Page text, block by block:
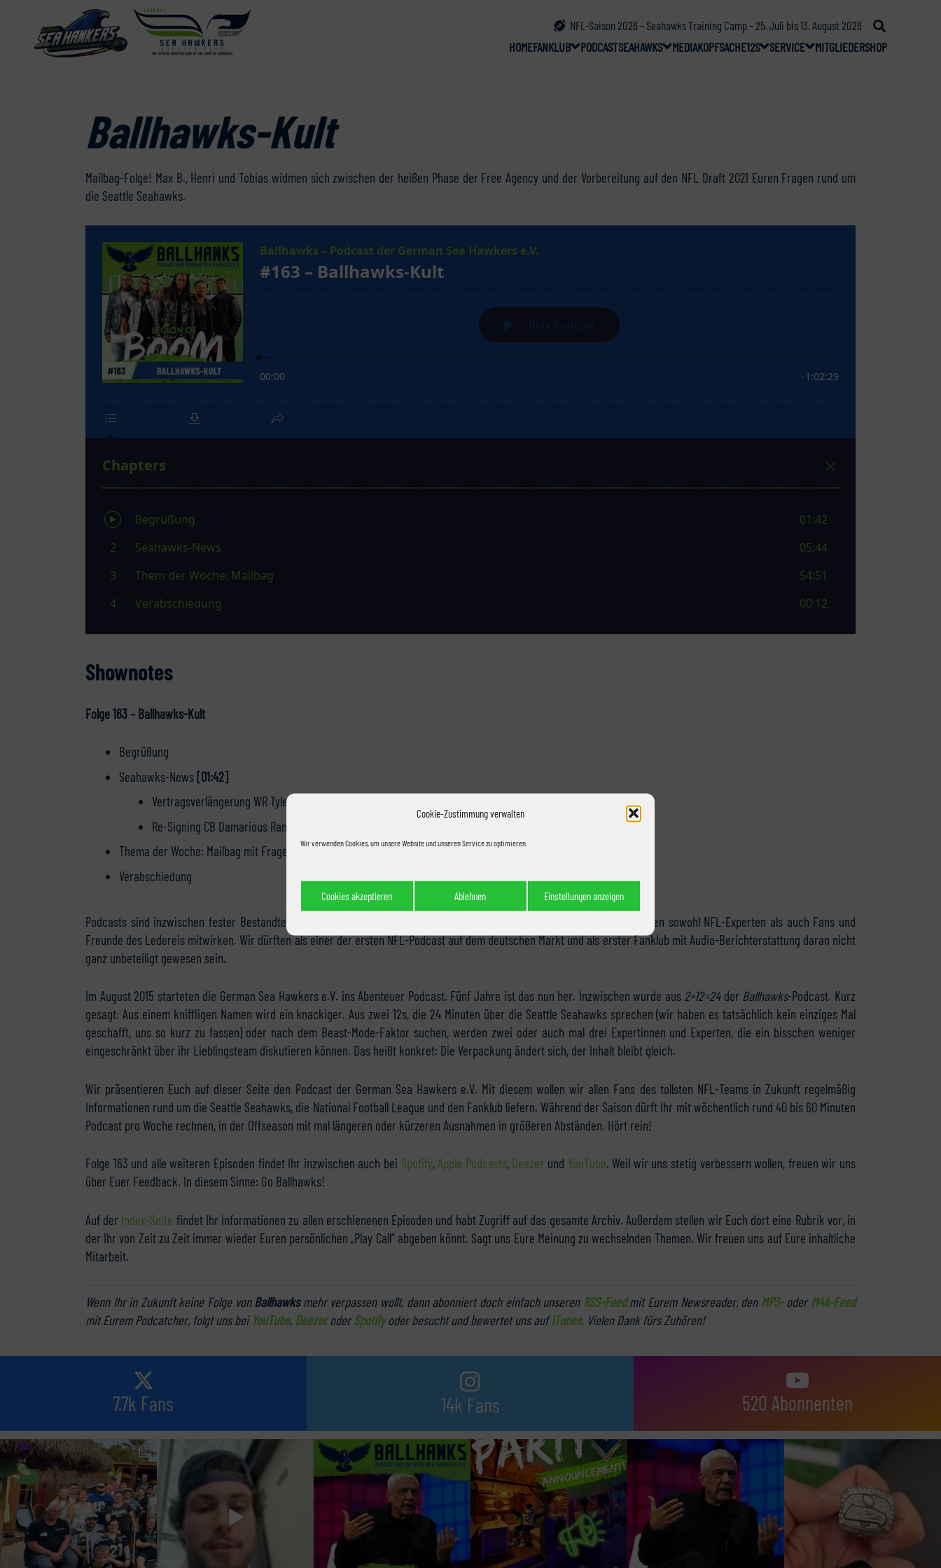
Cookie-Zustimmung verwalten
Wir verwenden Cookies, um unsere Website und unseren Service zu optimieren.
Cookies akzeptieren Ablehnen Einstellungen anzeigen
NFL-Saison 2026 – Seahawks Training Camp – 25. Juli bis 13. August 2026
HOMEFANKLUB PODCASTSEAHAWKS MEDIAKOPFSACHE12S SERVICE MITGLIEDERSHOP
Ballhawks-Kult
Mailbag-Folge! Max B., Henri und Tobias widmen sich zwischen der heißen Phase der Free Agency und der Vorbereitung auf den NFL Draft 2021 Euren Fragen rund um
die Seattle Seahawks.
Shownotes
Folge 163 – Ballhawks-Kult
Begrüßung
Seahawks-News[01:42]
Vertragsverlängerung WR Tyler Lockett
Re-Signing CB Damarious Randall
Thema der Woche: Mailbag mit Fragen aus Instagram, Facebook und Twitter[07:26]
Verabschiedung
Podcasts sind inzwischen fester Bestandteil von American-Football-Deutschland. Überall entstehen neue Projekte, an denen sowohl NFL-Experten als auch Fans und
Freunde des Ledereis mitwirken. Wir dürften als einer der ersten NFL-Podcast auf dem deutschen Markt und als erster Fanklub mit Audio-Berichterstattung daran nicht
ganz unbeteiligt gewesen sein.
Im August 2015 starteten die German Sea Hawkers e.V. ins Abenteuer Podcast. Fünf Jahre ist das nun her. Inzwischen wurde aus 2×12=24der Ballhawks-Podcast. Kurz
gesagt: Aus einem kniffligen Namen wird ein knackiger. Aus zwei 12s, die 24 Minuten über die Seattle Seahawks sprechen (wir haben es tatsächlich kein einziges Mal
geschafft, uns so kurz zu fassen) oder nach dem Beast-Mode-Faktor suchen, werden zwei oder auch mal drei Expertinnen und Experten, die ein bisschen weniger
eingeschränkt über ihr Lieblingsteam diskutieren können. Das heißt konkret: Die Verpackung ändert sich, der Inhalt bleibt gleich.
Wir präsentieren Euch auf dieser Seite den Podcast der German Sea Hawkers e.V. Mit diesem wollen wir allen Fans des tollsten NFL-Teams in Zukunft regelmäßig
Informationen rund um die Seattle Seahawks, die National Football League und den Fanklub liefern. Während der Saison dürft Ihr mit wöchentlich rund 40 bis 60 Minuten
Podcast pro Woche rechnen, in der Offseason mit mal längeren oder kürzeren Ausnahmen in größeren Abständen. Hört rein!
Folge 163 und alle weiteren Episoden findet Ihr inzwischen auch bei Spotify,Apple Podcasts, Deezer und YouTube. Weil wir uns stetig verbessern wollen, freuen wir uns
über Euer Feedback. In diesem Sinne: Go Ballhawks!
Auf der Index-Seite findet Ihr Informationen zu allen erschienenen Episoden und habt Zugriff auf das gesamte Archiv. Außerdem stellen wir Euch dort eine Rubrik vor, in
der Ihr von Zeit zu Zeit immer wieder Euren persönlichen „Play Call“ abgeben könnt. Sagt uns Eure Meinung zu wechselnden Themen. Wir freuen uns auf Eure inhaltliche
Mitarbeit.
Wenn Ihr in Zukunft keine Folge von Ballhawksmehr verpassen wollt, dann abonniert doch einfach unseren RSS-Feedmit Eurem Newsreader, den MP3-oder M4A-Feed
mit Eurem Podcatcher, folgt uns bei YouTube, DeezeroderSpotifyoder besucht und bewertet uns aufiTunes. Vielen Dank fürs Zuhören!
7.7k Fans 14k Fans 520 Abonnenten